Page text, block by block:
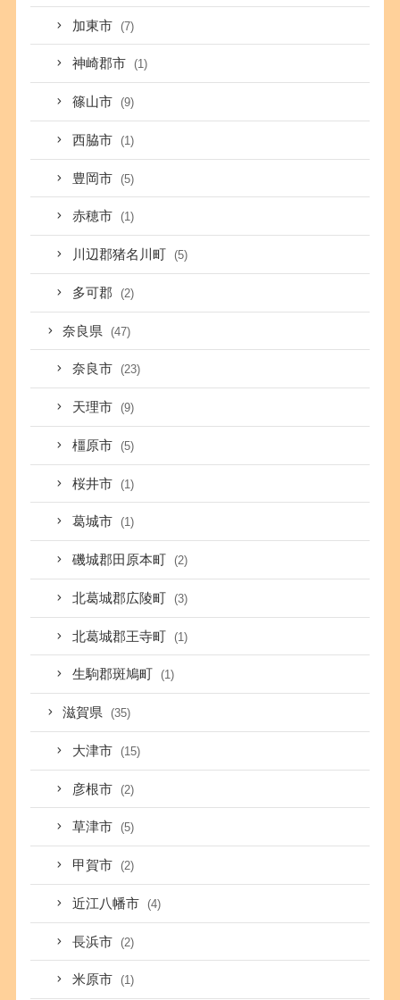
加東市 (7)
神崎郡市 (1)
篠山市 (9)
西脇市 (1)
豊岡市 (5)
赤穂市 (1)
川辺郡猪名川町 (5)
多可郡 (2)
奈良県 (47)
奈良市 (23)
天理市 (9)
橿原市 (5)
桜井市 (1)
葛城市 (1)
磯城郡田原本町 (2)
北葛城郡広陵町 (3)
北葛城郡王寺町 (1)
生駒郡斑鳩町 (1)
滋賀県 (35)
大津市 (15)
彦根市 (2)
草津市 (5)
甲賀市 (2)
近江八幡市 (4)
長浜市 (2)
米原市 (1)